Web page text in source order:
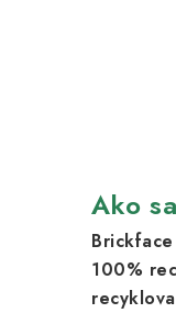
Ako
Brickface
100%